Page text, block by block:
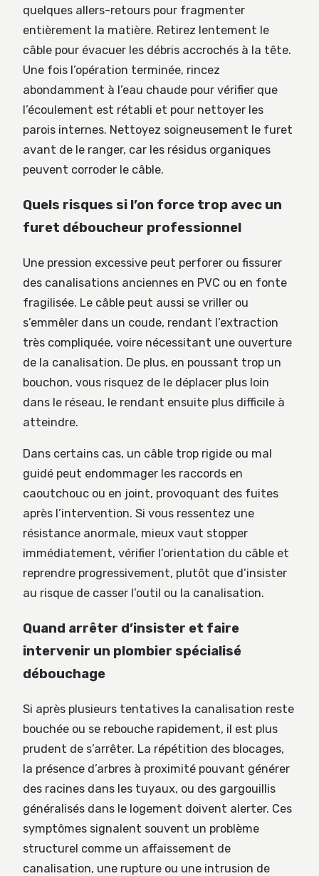
quelques allers-retours pour fragmenter
entièrement la matière. Retirez lentement le
câble pour évacuer les débris accrochés à la tête.
Une fois l’opération terminée, rincez
abondamment à l’eau chaude pour vérifier que
l’écoulement est rétabli et pour nettoyer les
parois internes. Nettoyez soigneusement le furet
avant de le ranger, car les résidus organiques
peuvent corroder le câble.
Quels risques si l’on force trop avec un
furet déboucheur professionnel
Une pression excessive peut perforer ou fissurer
des canalisations anciennes en PVC ou en fonte
fragilisée. Le câble peut aussi se vriller ou
s’emmêler dans un coude, rendant l’extraction
très compliquée, voire nécessitant une ouverture
de la canalisation. De plus, en poussant trop un
bouchon, vous risquez de le déplacer plus loin
dans le réseau, le rendant ensuite plus difficile à
atteindre.
Dans certains cas, un câble trop rigide ou mal
guidé peut endommager les raccords en
caoutchouc ou en joint, provoquant des fuites
après l’intervention. Si vous ressentez une
résistance anormale, mieux vaut stopper
immédiatement, vérifier l’orientation du câble et
reprendre progressivement, plutôt que d’insister
au risque de casser l’outil ou la canalisation.
Quand arrêter d’insister et faire
intervenir un plombier spécialisé
débouchage
Si après plusieurs tentatives la canalisation reste
bouchée ou se rebouche rapidement, il est plus
prudent de s’arrêter. La répétition des blocages,
la présence d’arbres à proximité pouvant générer
des racines dans les tuyaux, ou des gargouillis
généralisés dans le logement doivent alerter. Ces
symptômes signalent souvent un problème
structurel comme un affaissement de
canalisation, une rupture ou une intrusion de